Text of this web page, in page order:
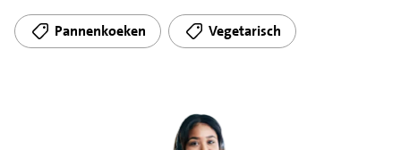
Pannenkoeken Vegetarisch